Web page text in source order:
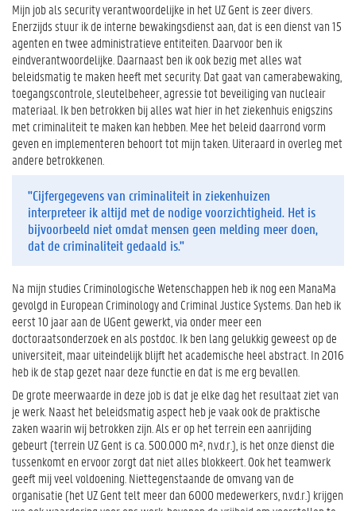
Mijn job als security verantwoordelijke in het UZ Gent is zeer divers.
Enerzijds stuur ik de interne bewakingsdienst aan, dat is een dienst van 15
agenten en twee administratieve entiteiten. Daarvoor ben ik
eindverantwoordelijke. Daarnaast ben ik ook bezig met alles wat
beleidsmatig te maken heeft met security. Dat gaat van camerabewaking,
toegangscontrole, sleutelbeheer, agressie tot beveiliging van nucleair
materiaal. Ik ben betrokken bij alles wat hier in het ziekenhuis enigszins
met criminaliteit te maken kan hebben. Mee het beleid daarrond vorm
geven en implementeren behoort tot mijn taken. Uiteraard in overleg met
andere betrokkenen.
"Cijfergegevens van criminaliteit in ziekenhuizen
interpreteer ik altijd met de nodige voorzichtigheid. Het is
bijvoorbeeld niet omdat mensen geen melding meer doen,
dat de criminaliteit gedaald is."
Na mijn studies Criminologische Wetenschappen heb ik nog een ManaMa
gevolgd in European Criminology and Criminal Justice Systems. Dan heb ik
eerst 10 jaar aan de UGent gewerkt, via onder meer een
doctoraatsonderzoek en als postdoc. Ik ben lang gelukkig geweest op de
universiteit, maar uiteindelijk blijft het academische heel abstract. In 2016
heb ik de stap gezet naar deze functie en dat is me erg bevallen.
De grote meerwaarde in deze job is dat je elke dag het resultaat ziet van
je werk. Naast het beleidsmatig aspect heb je vaak ook de praktische
zaken waarin wij betrokken zijn. Als er op het terrein een aanrijding
gebeurt (terrein UZ Gent is ca. 500.000 m², n.v.d.r.), is het onze dienst die
tussenkomt en ervoor zorgt dat niet alles blokkeert. Ook het teamwerk
geeft mij veel voldoening. Niettegenstaande de omvang van de
organisatie (het UZ Gent telt meer dan 6000 medewerkers, n.v.d.r.) krijgen